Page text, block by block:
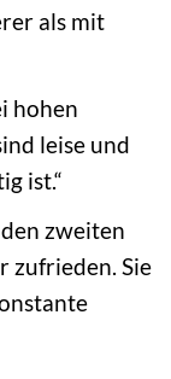
als mit
hohen
leise und
ist.“
zweiten
zufrieden. Sie